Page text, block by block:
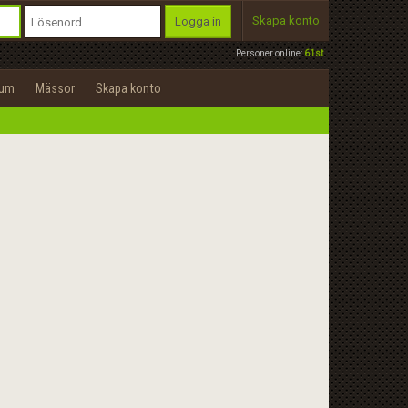
Personer online:61st
Logga in Skapa konto
Mässor Skapa konto